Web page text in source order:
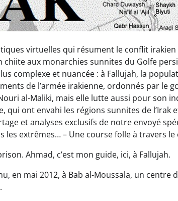
virtuelles qui résument le conflit
chiite aux monarchies sunnites du Golfe
complexe et nuancée : à Fallujah, la
de l’armée irakienne, ordonnés par le
al-Maliki, mais elle lutte aussi pour son
qui ont envahi les régions sunnites de l’Irak
et analyses exclusifs de notre envoyé
les extrêmes… – Une course folle à travers
Ahmad, c’est mon guide, ici, à Fallujah.
en mai 2012, à Bab al-Moussala, un centre